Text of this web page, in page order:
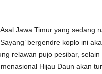
Jawa Timur yang sedang
bergendre koplo ini
relawan pujo pesibar,
Hijau Daun akan